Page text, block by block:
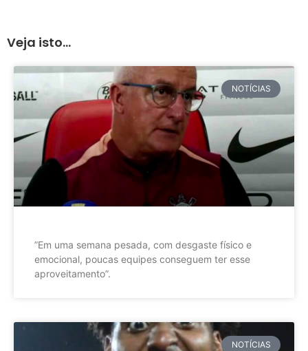
Veja isto...
NOTÍCIAS
”Em uma semana pesada, com desgaste físico e
emocional, poucas equipes conseguem ter esse
aproveitamento”.
NOTÍCIAS